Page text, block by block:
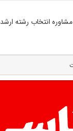
مشاوره انتخاب رشته ارشد